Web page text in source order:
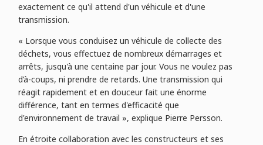
exactement ce qu'il attend d'un véhicule et d'une
transmission.
« Lorsque vous conduisez un véhicule de collecte des
déchets, vous effectuez de nombreux démarrages et
arrêts, jusqu'à une centaine par jour. Vous ne voulez pas
d’à-coups, ni prendre de retards. Une transmission qui
réagit rapidement et en douceur fait une énorme
différence, tant en termes d'efficacité que
d'environnement de travail », explique Pierre Persson.
En étroite collaboration avec les constructeurs et ses